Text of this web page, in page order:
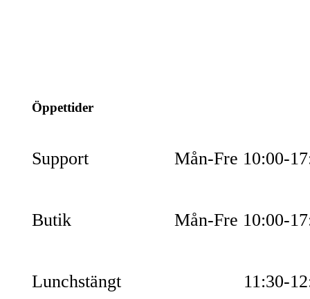
Öppettider
Support Mån-Fre 10:00-
Butik Mån-Fre 10:00-
Lunchstängt 11:30-